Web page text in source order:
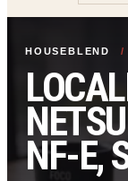
HOUSEBLEND /
NF-E,